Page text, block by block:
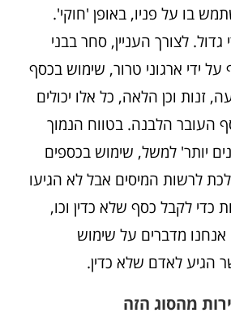
בו על פניו, באופן 'חוקי'.
לצורך העניין, סחר בבני
ידי ארגוני טרור, שימוש בכסף
זנות וכן הלאה, כל אלו יכולים
העובר הלבנה. בטווח הנמוך
יותר' למשל, שימוש בכספים
לרשות המיסים אבל לא הגיעו
כדי לקבל כסף שלא כדין וכו,
מדברים על שימוש
לאדם שלא כדין.
מהסוג הזה